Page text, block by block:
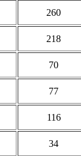
260
218
70
77
116
34